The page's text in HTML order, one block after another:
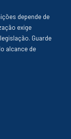
depende de
exige
Guarde
alcance de